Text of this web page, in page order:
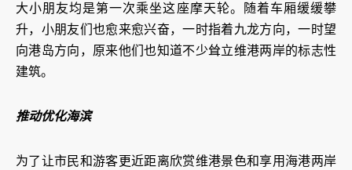
大小朋友均是第一次乘坐这座摩天轮。随着车厢缓缓攀
升，小朋友们也愈来愈兴奋，一时指着九龙方向，一时望
向港岛方向，原来他们也知道不少耸立维港两岸的标志性
建筑。
推动优化海滨
为了让市民和游客更近距离欣赏维港景色和享用海港两岸